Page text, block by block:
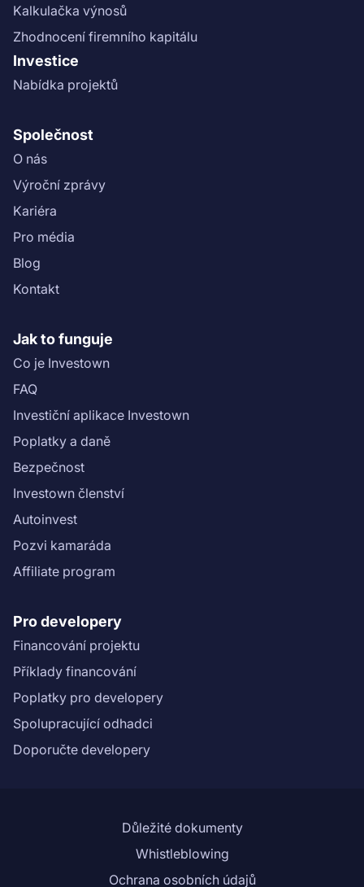
Kalkulačka výnosů
Zhodnocení firemního kapitálu
Investice
Nabídka projektů
Společnost
O nás
Výroční zprávy
Kariéra
Pro média
Blog
Kontakt
Jak to funguje
Co je Investown
FAQ
Investiční aplikace Investown
Poplatky a daně
Bezpečnost
Investown členství
Autoinvest
Pozvi kamaráda
Affiliate program
Pro developery
Financování projektu
Příklady financování
Poplatky pro developery
Spolupracující odhadci
Doporučte developery
Důležité dokumenty
Whistleblowing
Ochrana osobních údajů